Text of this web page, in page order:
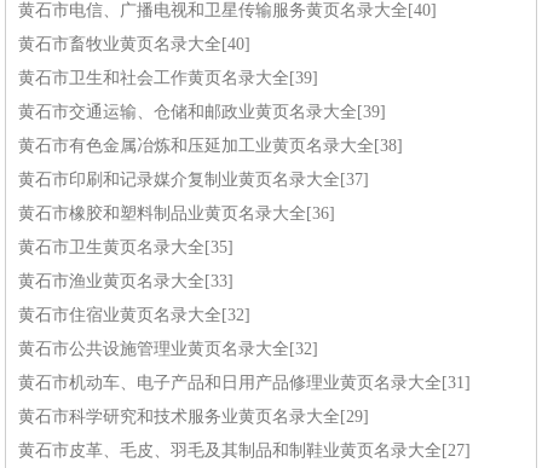
黄石市电信、广播电视和卫星传输服务黄页名录大全[40]
黄石市畜牧业黄页名录大全[40]
黄石市卫生和社会工作黄页名录大全[39]
黄石市交通运输、仓储和邮政业黄页名录大全[39]
黄石市有色金属冶炼和压延加工业黄页名录大全[38]
黄石市印刷和记录媒介复制业黄页名录大全[37]
黄石市橡胶和塑料制品业黄页名录大全[36]
黄石市卫生黄页名录大全[35]
黄石市渔业黄页名录大全[33]
黄石市住宿业黄页名录大全[32]
黄石市公共设施管理业黄页名录大全[32]
黄石市机动车、电子产品和日用产品修理业黄页名录大全[31]
黄石市科学研究和技术服务业黄页名录大全[29]
黄石市皮革、毛皮、羽毛及其制品和制鞋业黄页名录大全[27]